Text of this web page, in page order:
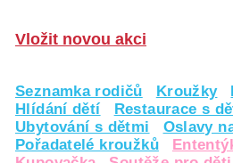
Vložit novou akci
Seznamka rodičů Kroužky
Hlídání dětí
Restaurace s
Ubytování s dětmi
Oslavy
Pořadatelé kroužků